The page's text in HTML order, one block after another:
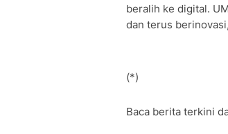
beralih ke digital.
dan terus
(*)
Baca berita terkini